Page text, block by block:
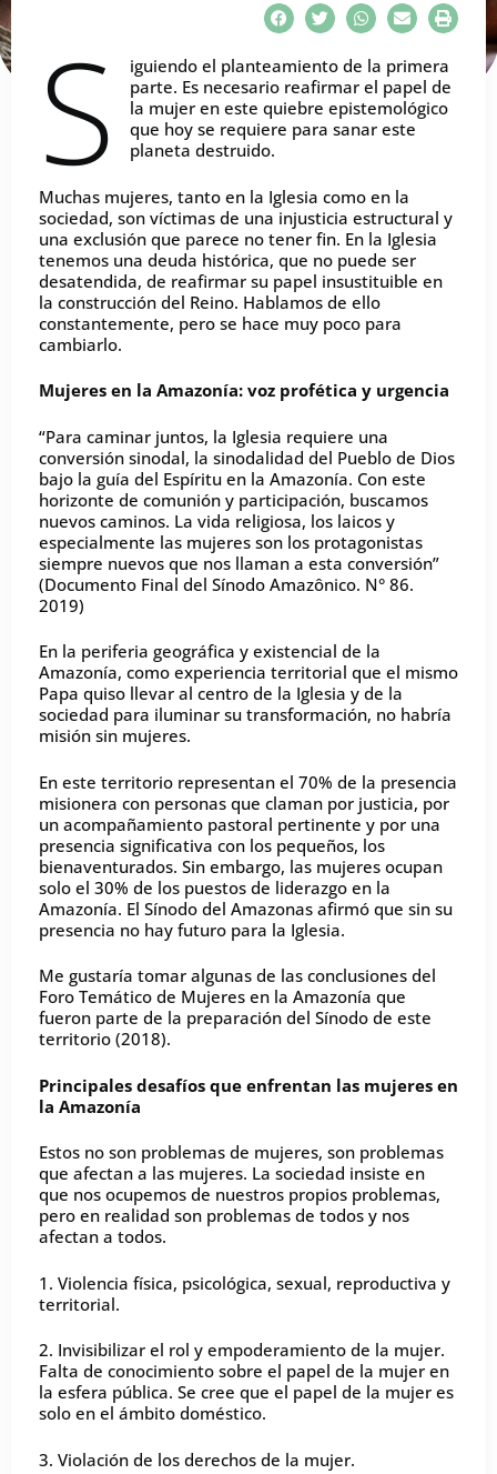
S
iguiendo el planteamiento de la primera
parte. Es necesario reafirmar el papel de
la mujer en este quiebre epistemológico
que hoy se requiere para sanar este
planeta destruido.
Muchas mujeres, tanto en la Iglesia como en la
sociedad, son víctimas de una injusticia estructural y
una exclusión que parece no tener fin. En la Iglesia
tenemos una deuda histórica, que no puede ser
desatendida, de reafirmar su papel insustituible en
la construcción del Reino. Hablamos de ello
constantemente, pero se hace muy poco para
cambiarlo.
Mujeres en la Amazonía: voz profética y urgencia
“Para caminar juntos, la Iglesia requiere una
conversión sinodal, la sinodalidad del Pueblo de Dios
bajo la guía del Espíritu en la Amazonía. Con este
horizonte de comunión y participación, buscamos
nuevos caminos. La vida religiosa, los laicos y
especialmente las mujeres son los protagonistas
siempre nuevos que nos llaman a esta conversión”
(Documento Final del Sínodo Amazônico. N° 86.
2019)
En la periferia geográfica y existencial de la
Amazonía, como experiencia territorial que el mismo
Papa quiso llevar al centro de la Iglesia y de la
sociedad para iluminar su transformación, no habría
misión sin mujeres.
En este territorio representan el 70% de la presencia
misionera con personas que claman por justicia, por
un acompañamiento pastoral pertinente y por una
presencia significativa con los pequeños, los
bienaventurados. Sin embargo, las mujeres ocupan
solo el 30% de los puestos de liderazgo en la
Amazonía. El Sínodo del Amazonas afirmó que sin su
presencia no hay futuro para la Iglesia.
Me gustaría tomar algunas de las conclusiones del
Foro Temático de Mujeres en la Amazonía que
fueron parte de la preparación del Sínodo de este
territorio (2018).
Principales desafíos que enfrentan las mujeres en
la Amazonía
Estos no son problemas de mujeres, son problemas
que afectan a las mujeres. La sociedad insiste en
que nos ocupemos de nuestros propios problemas,
pero en realidad son problemas de todos y nos
afectan a todos.
1. Violencia física, psicológica, sexual, reproductiva y
territorial.
2. Invisibilizar el rol y empoderamiento de la mujer.
Falta de conocimiento sobre el papel de la mujer en
la esfera pública. Se cree que el papel de la mujer es
solo en el ámbito doméstico.
3. Violación de los derechos de la mujer.